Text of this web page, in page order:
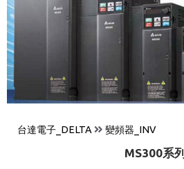
台達電子_DELTA 變頻器_INV
MS300系列